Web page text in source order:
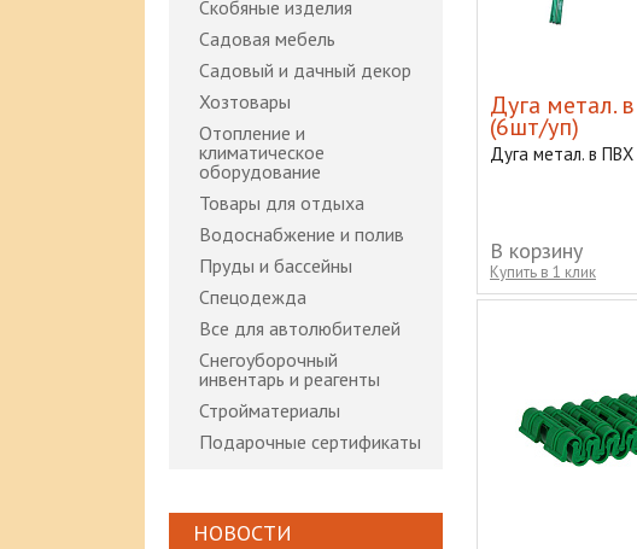
Скобяные изделия
Садовая мебель
Садовый и дачный декор
Хозтовары
Отопление и
климатическое
оборудование
Товары для отдыха
Водоснабжение и полив
Пруды и бассейны
Спецодежда
Все для автолюбителей
Снегоуборочный
инвентарь и реагенты
Стройматериалы
Подарочные сертификаты
НОВОСТИ
Дуга метал.
(6шт/уп)
Дуга метал. в
В корзину
Купить в 1 клик